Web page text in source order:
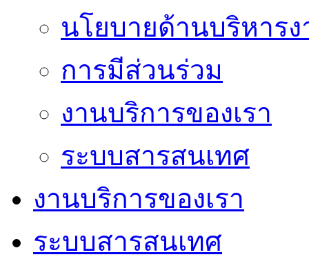
นโยบายด้านบริหาร
การมีส่วนร่วม
งานบริการของเรา
ระบบสารสนเทศ
งานบริการของเรา
ระบบสารสนเทศ